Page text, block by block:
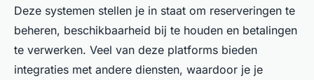
Deze systemen stellen je in staat om reserveringen te
beheren, beschikbaarheid bij te houden en betalingen
te verwerken. Veel van deze platforms bieden
integraties met andere diensten, waardoor je je